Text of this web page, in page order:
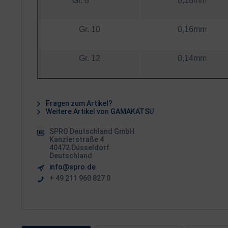
Gr. 10 0,16mm
Gr. 12 0,14mm
Fragen zum Artikel?
Weitere Artikel von GAMAKATSU
SPRO Deutschland GmbH
Kanzlerstraße 4
40472 Düsseldorf
Deutschland
info@spro.de
+ 49 211 960 827 0